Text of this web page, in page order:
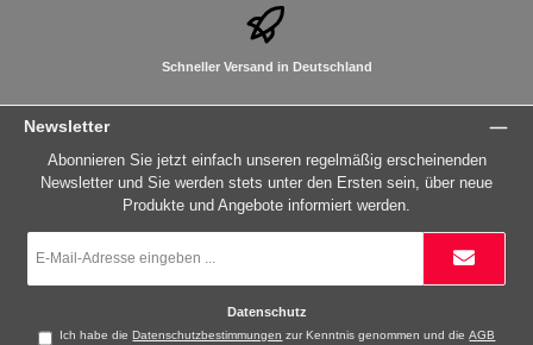
Schneller Versand in Deutschland
Newsletter
Abonnieren Sie jetzt einfach unseren regelmäßig erscheinenden
Newsletter und Sie werden stets unter den Ersten sein, über neue
Produkte und Angebote informiert werden.
Mail-
Datenschutz
Ich habe dieDatenschutzbestimmungen zur Kenntnis genommen und dieAGB